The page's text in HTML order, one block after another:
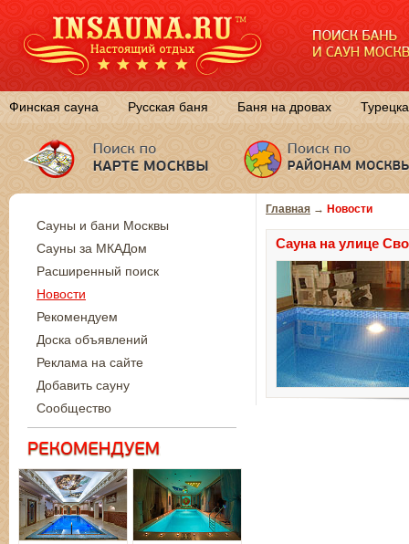
Финская сауна Русская баня Баня на дровах
Главная → Новости
Сауна на улице
Сауны и бани Москвы
Сауны за МКАДом
Расширенный поиск
Новости
Рекомендуем
Доска объявлений
Реклама на сайте
Добавить сауну
Сообщество